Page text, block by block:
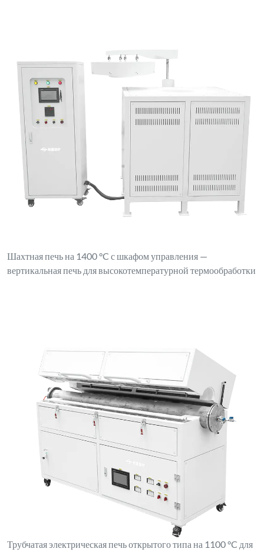
Шахтная печь на 1400 °C с шкафом управления —
вертикальная печь для высокотемпературной термообработки
Трубчатая электрическая печь открытого типа на 1100 °C для